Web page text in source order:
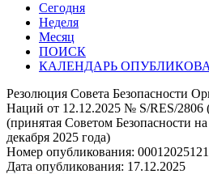
Сегодня
Неделя
Месяц
ПОИСК
КАЛЕНДАРЬ
Резолюция Совета Безопасности
Наций от 12.12.2025 № S/RES/2806
(принятая Советом Безопасности
декабря 2025 года)
Номер опубликования:
Дата опубликования: 17.12.2025